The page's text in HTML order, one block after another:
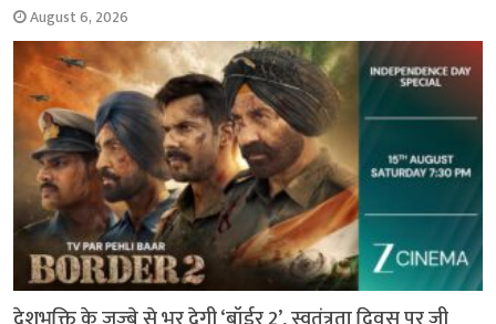
August 6, 2026